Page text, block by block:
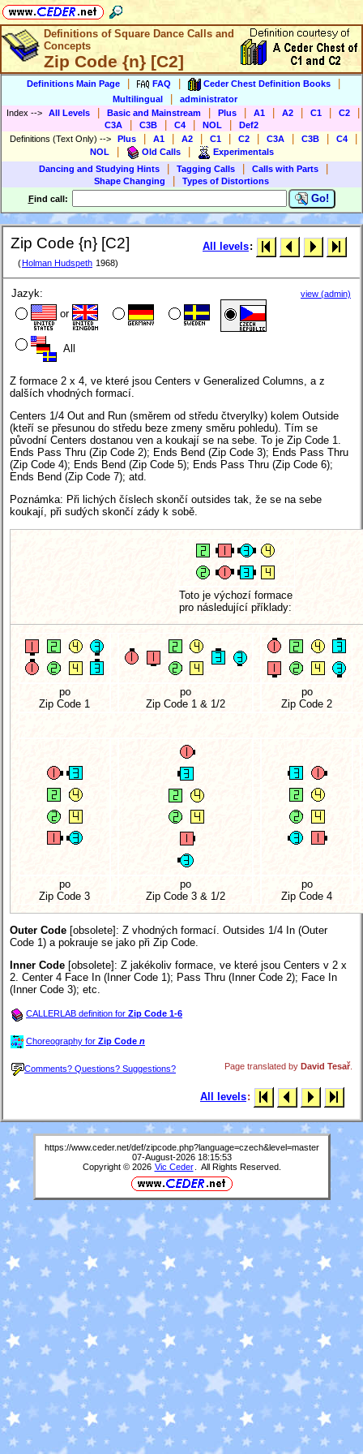
Definitions of Square Dance Calls and
Concepts
Zip Code {n} [C2]
Definitions Main Page FAQ Ceder Chest Definition Books
Multilingual
administrator
Index --> All Levels Basic and Mainstream Plus A1 A2 C1 C2
C3A C3B C4 NOL
Def2
Definitions (Text Only) --> Plus A1 A2 C1 C2 C3A C3B C4
NOL Old Calls
Experimentals
Dancing and Studying Hints
Tagging Calls Calls with Parts
Shape Changing
Types of Distortions
Find call: Go!
Zip Code {n} [C2]
( Holman Hudspeth 1968)
All levels:
Jazyk:
or
All
view (admin)
Z formace 2 x 4, ve které jsou Centers v Generalized Columns, a z
dalších vhodných formací.
Centers 1/4 Out and Run (směrem od středu čtverylky) kolem Outside
(kteří se přesunou do středu beze zmeny směru pohledu). Tím se
původní Centers dostanou ven a koukají se na sebe. To je Zip Code 1.
Ends Pass Thru (Zip Code 2); Ends Bend (Zip Code 3); Ends Pass Thru
(Zip Code 4); Ends Bend (Zip Code 5); Ends Pass Thru (Zip Code 6);
Ends Bend (Zip Code 7); atd.
Poznámka: Při lichých číslech skončí outsides tak, že se na sebe
koukají, při sudých skončí zády k sobě.
Toto je výchozí formace
pro následující příklady:
po
Zip Code 1
po
Zip Code 1 & 1/2
po
Zip Code 2
po
Zip Code 3
po
Zip Code 3 & 1/2
po
Zip Code 4
Outer Code [obsolete] : Z vhodných formací. Outsides 1/4 In (Outer
Code 1) a pokrauje se jako při Zip Code.
Inner Code [obsolete] : Z jakékoliv formace, ve které jsou Centers v 2 x
2. Center 4 Face In (Inner Code 1); Pass Thru (Inner Code 2); Face In
(Inner Code 3); etc.
CALLERLAB definition for Zip Code 1-6
Choreography for Zip Code n
Comments? Questions? Suggestions? Page translated by David Tesař
All levels:
https://www.ceder.net/def/zipcode.php?language=czech&level=master
07-August-2026 18:15:53
Copyright © 2026 Vic Ceder . All Rights Reserved.